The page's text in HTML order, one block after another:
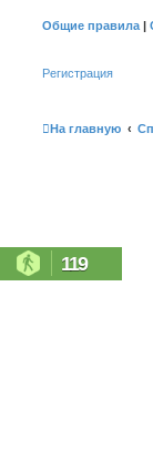
Общие правила |
Регистрация
На главную
119